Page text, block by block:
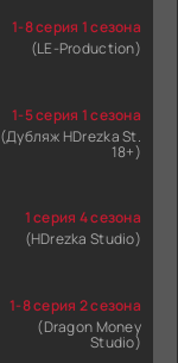
1-8 серия 1 сезона
(LE-Production)
1-5 серия 1 сезона
(Дубляж HDrezka St.
18+)
1 серия 4 сезона
(HDrezka Studio)
1-8 серия 2 сезона
(Dragon Money
Studio)